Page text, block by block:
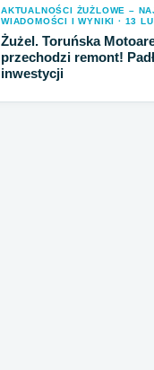
AKTUALNOŚCI ŻUŻLOWE –
WIADOMOŚCI I WYNIKI · 13
Żużel. Toruńska
przechodzi remont!
inwestycji